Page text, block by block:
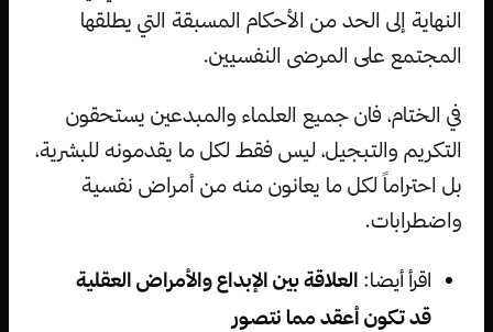
النهاية إلى الحد من الأحكام المسبقة التي يطلقها
المجتمع على المرضى النفسيين.
في الختام، فان جميع العلماء والمبدعين يستحقون
التكريم والتبجيل، ليس فقط لكل ما يقدمونه للبشرية،
بل احتراماً لكل ما يعانون منه من أمراض نفسية
واضطرابات.
اقرأ أيضا: العلاقة بين الإبداع والأمراض العقلية
قد تكون أعقد مما نتصور